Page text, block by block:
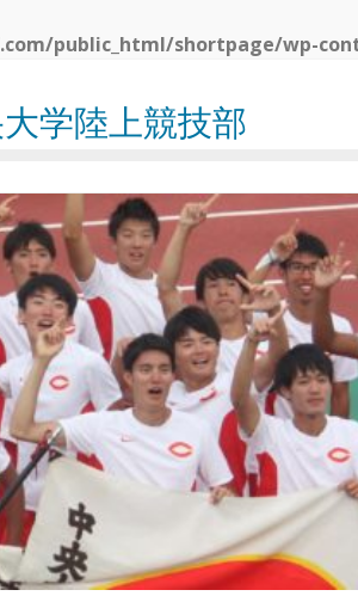
public_html/shortpage/wp-
学陸上競技部